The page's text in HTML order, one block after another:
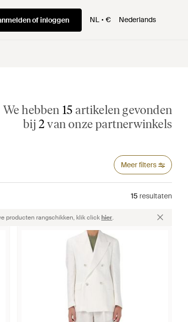
of inloggen NL € Nederlands
We hebben 15 artikelen gevonden
bij 2 van onze partnerwinkels
Meer filters
15 resultaten
producten rangschikken, klik clickhier.